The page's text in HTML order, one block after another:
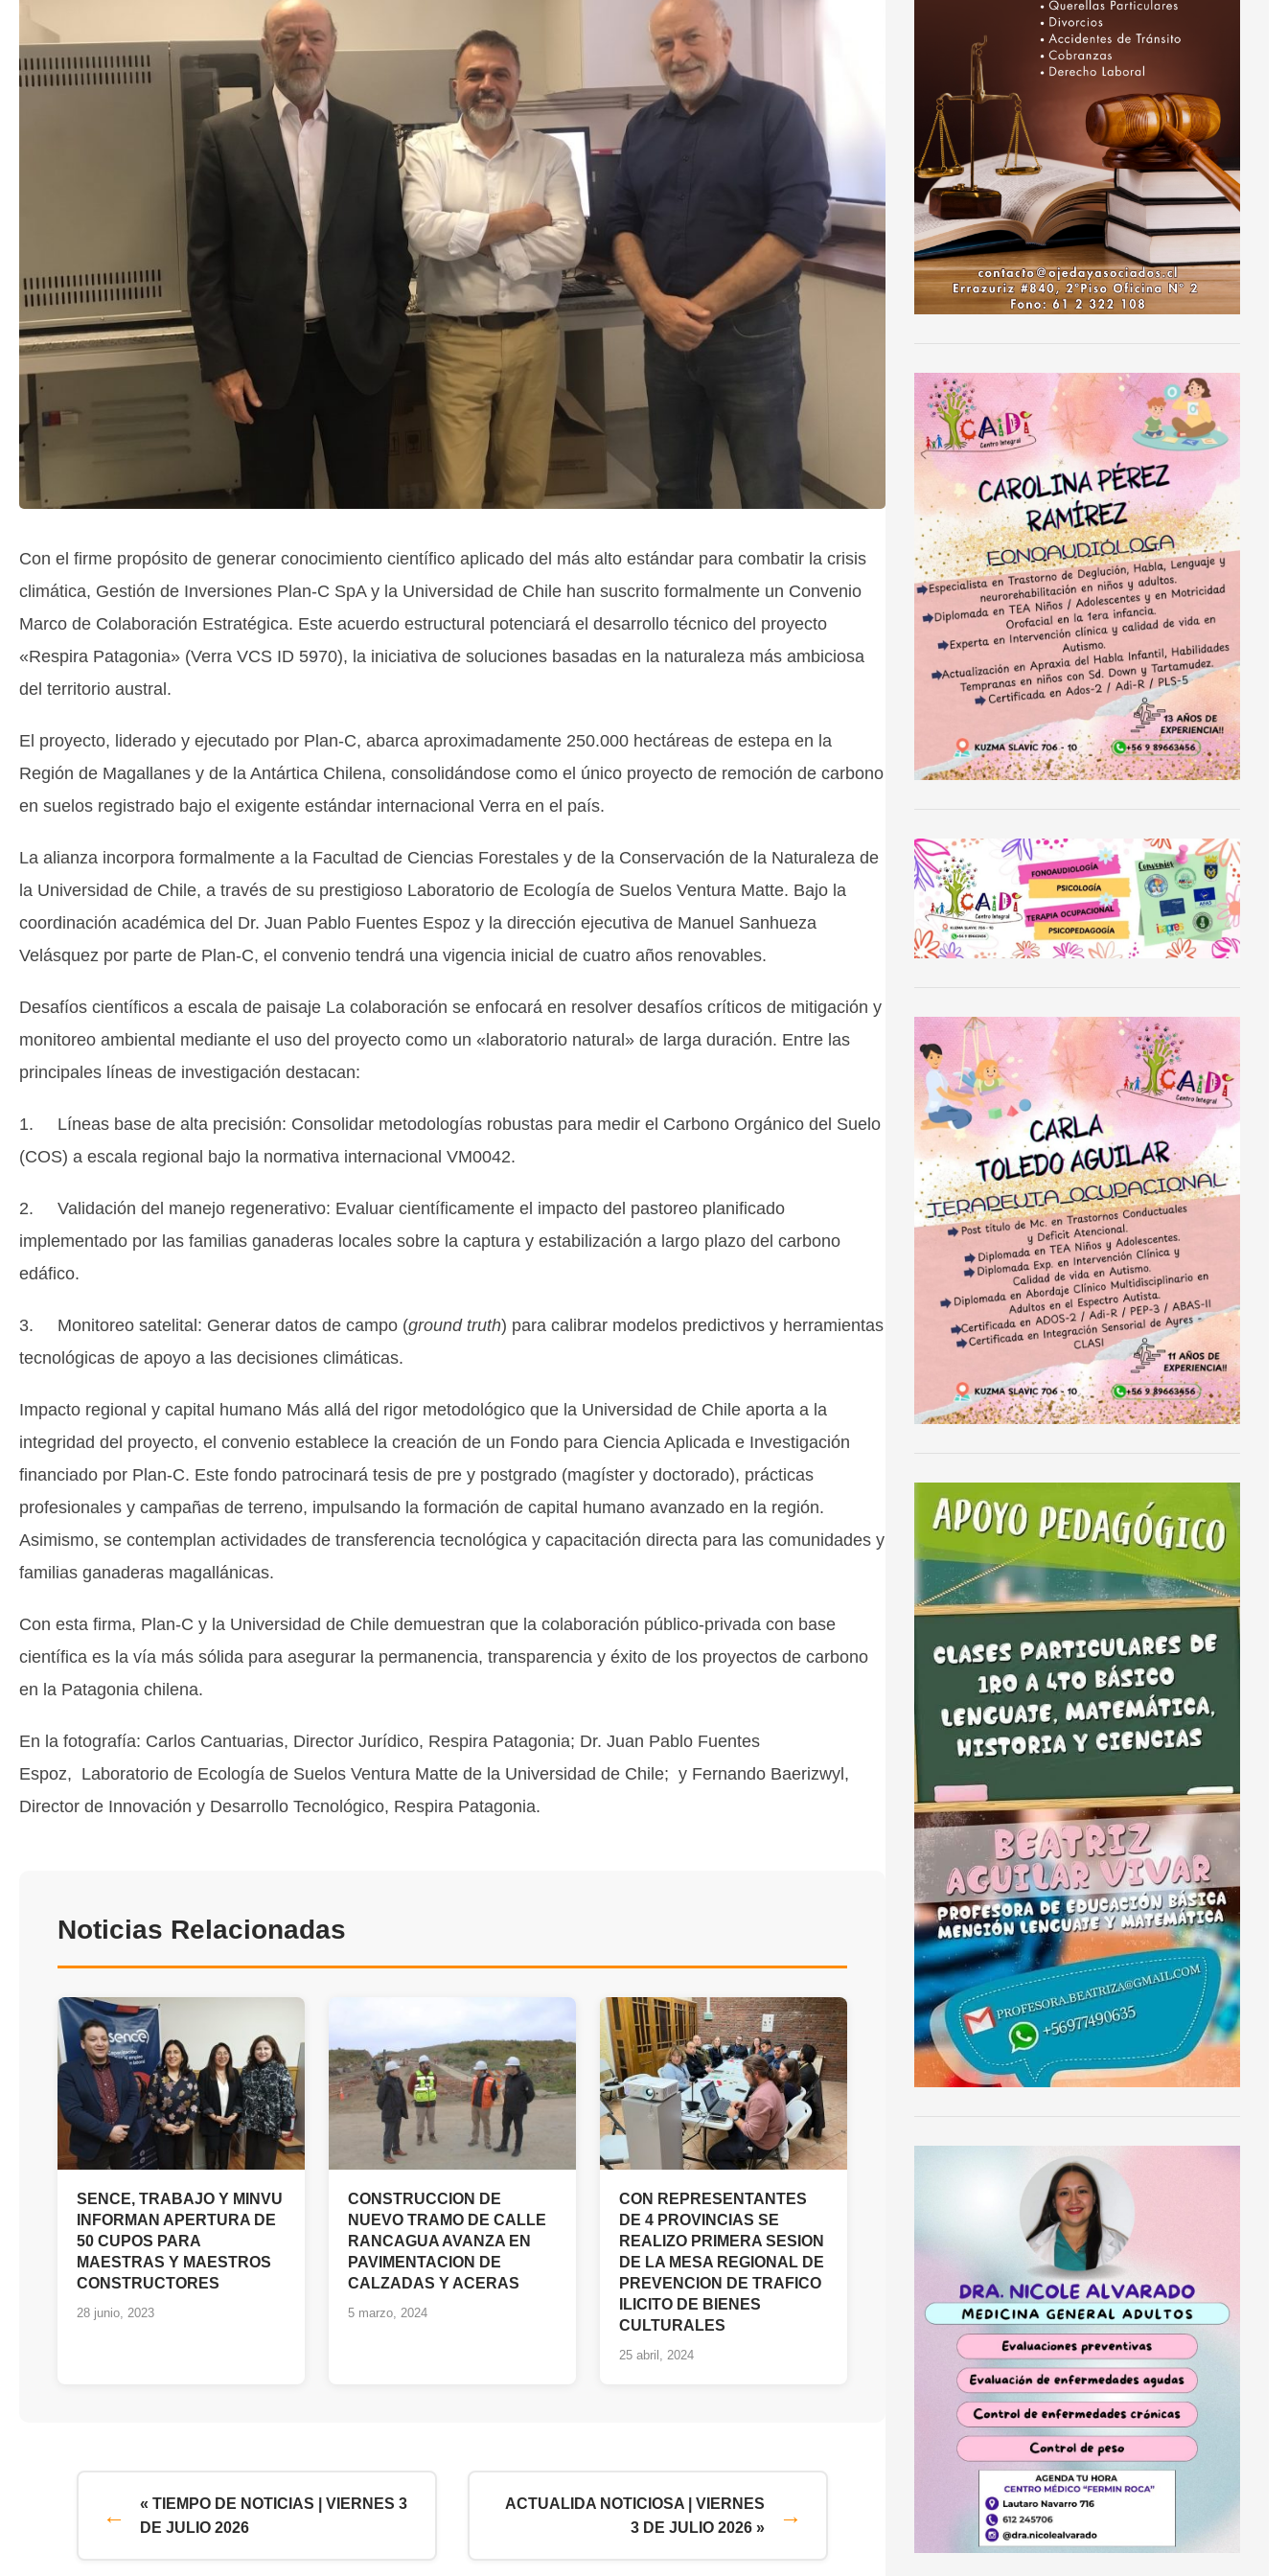
Con el firme propósito de generar conocimiento científico aplicado del más alto estándar para combatir la crisis
climática, Gestión de Inversiones Plan-C SpA y la Universidad de Chile han suscrito formalmente un Convenio
Marco de Colaboración Estratégica. Este acuerdo estructural potenciará el desarrollo técnico del proyecto
«Respira Patagonia» (Verra VCS ID 5970), la iniciativa de soluciones basadas en la naturaleza más ambiciosa
del territorio austral.
El proyecto, liderado y ejecutado por Plan-C, abarca aproximadamente 250.000 hectáreas de estepa en la
Región de Magallanes y de la Antártica Chilena, consolidándose como el único proyecto de remoción de carbono
en suelos registrado bajo el exigente estándar internacional Verra en el país.
La alianza incorpora formalmente a la Facultad de Ciencias Forestales y de la Conservación de la Naturaleza de
la Universidad de Chile, a través de su prestigioso Laboratorio de Ecología de Suelos Ventura Matte. Bajo la
coordinación académica del Dr. Juan Pablo Fuentes Espoz y la dirección ejecutiva de Manuel Sanhueza
Velásquez por parte de Plan-C, el convenio tendrá una vigencia inicial de cuatro años renovables.
Desafíos científicos a escala de paisaje La colaboración se enfocará en resolver desafíos críticos de mitigación y
monitoreo ambiental mediante el uso del proyecto como un «laboratorio natural» de larga duración. Entre las
principales líneas de investigación destacan:
1. Líneas base de alta precisión: Consolidar metodologías robustas para medir el Carbono Orgánico del Suelo
(COS) a escala regional bajo la normativa internacional VM0042.
2. Validación del manejo regenerativo: Evaluar científicamente el impacto del pastoreo planificado
implementado por las familias ganaderas locales sobre la captura y estabilización a largo plazo del carbono
edáfico.
3. Monitoreo satelital: Generar datos de campo (ground truth) para calibrar modelos predictivos y herramientas
tecnológicas de apoyo a las decisiones climáticas.
Impacto regional y capital humano Más allá del rigor metodológico que la Universidad de Chile aporta a la
integridad del proyecto, el convenio establece la creación de un Fondo para Ciencia Aplicada e Investigación
financiado por Plan-C. Este fondo patrocinará tesis de pre y postgrado (magíster y doctorado), prácticas
profesionales y campañas de terreno, impulsando la formación de capital humano avanzado en la región.
Asimismo, se contemplan actividades de transferencia tecnológica y capacitación directa para las comunidades y
familias ganaderas magallánicas.
Con esta firma, Plan-C y la Universidad de Chile demuestran que la colaboración público-privada con base
científica es la vía más sólida para asegurar la permanencia, transparencia y éxito de los proyectos de carbono
en la Patagonia chilena.
En la fotografía: Carlos Cantuarias, Director Jurídico, Respira Patagonia; Dr. Juan Pablo Fuentes
Espoz, Laboratorio de Ecología de Suelos Ventura Matte de la Universidad de Chile; y Fernando Baerizwyl,
Director de Innovación y Desarrollo Tecnológico, Respira Patagonia.
Noticias Relacionadas
SENCE, TRABAJO Y MINVU
INFORMAN APERTURA DE
50 CUPOS PARA
MAESTRAS Y MAESTROS
CONSTRUCTORES
28 junio, 2023
CONSTRUCCION DE
NUEVO TRAMO DE CALLE
RANCAGUA AVANZA EN
PAVIMENTACION DE
CALZADAS Y ACERAS
5 marzo, 2024
CON REPRESENTANTES
DE 4 PROVINCIAS SE
REALIZO PRIMERA SESION
DE LA MESA REGIONAL DE
PREVENCION DE TRAFICO
ILICITO DE BIENES
CULTURALES
25 abril, 2024
« TIEMPO DE NOTICIAS | VIERNES 3
DE JULIO 2026
ACTUALIDA NOTICIOSA | VIERNES
3 DE JULIO 2026 »